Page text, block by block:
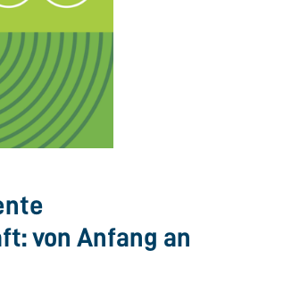
von Anfang an